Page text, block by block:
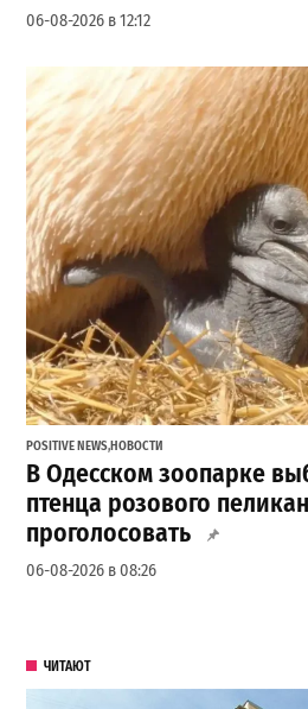
06-08-2026 в 12:12
POSITIVE NEWS,НОВОСТИ
В Одесском зоопарке
птенца розового
проголосовать
06-08-2026 в 08:26
ЧИТАЮТ